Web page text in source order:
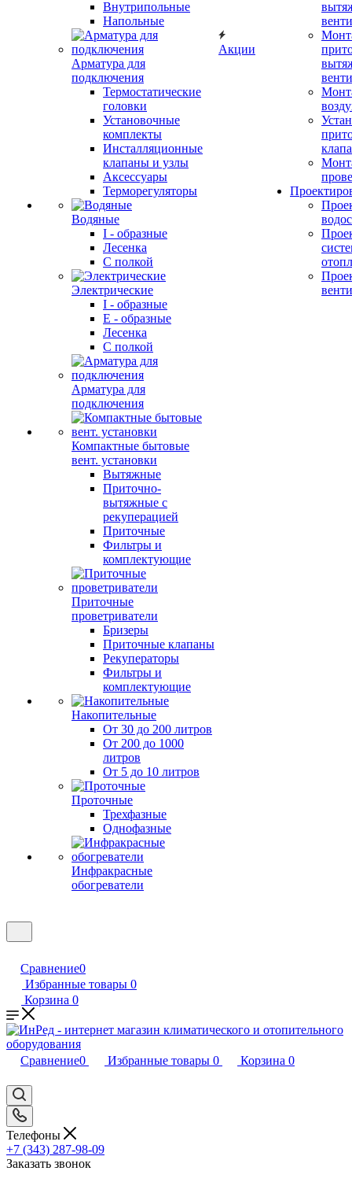
Внутрипольные
Напольные
Арматура для
подключения
Термостатические
головки
Установочные
комплекты
Инсталляционные
клапаны и узлы
Аксессуары
Терморегуляторы
Водяные
I - образные
Лесенка
С полкой
Электрические
I - образные
E - образные
Лесенка
С полкой
Арматура для
подключения
Компактные бытовые
вент. установки
Вытяжные
Приточно-
вытяжные с
рекуперацией
Приточные
Фильтры и
комплектующие
Приточные
проветриватели
Бризеры
Приточные клапаны
Рекуператоры
Фильтры и
комплектующие
Накопительные
От 30 до 200 литров
От 200 до 1000
литров
От 5 до 10 литров
Проточные
Трехфазные
Однофазные
Инфракрасные
обогреватели
Акции
Сравнение0
Избранные товары 0
Корзина 0
Сравнение0 Избранные товары 0 Корзина 0
Телефоны
+7 (343) 287-98-09
Заказать звонок